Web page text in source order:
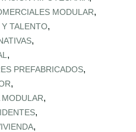
MODULAR,
TALENTO,
,
,
PREFABRICADOS,
,
MODULAR,
,
,